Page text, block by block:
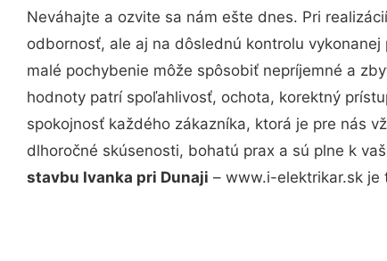
Neváhajte a ozvite sa nám ešte dnes. Pri
odbornosť, ale aj na dôslednú kontrolu
malé pochybenie môže spôsobiť nepríjemné a
hodnoty patrí spoľahlivosť, ochota, korektný
spokojnosť každého zákazníka, ktorá je pre nás
dlhoročné skúsenosti, bohatú prax a sú plne k
stavbu Ivanka pri Dunaji – www.i-elektrikar.sk je